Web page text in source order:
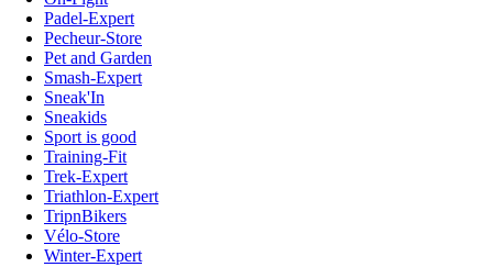
Padel-Expert
Pecheur-Store
Pet and Garden
Smash-Expert
Sneak'In
Sneakids
Sport is good
Training-Fit
Trek-Expert
Triathlon-Expert
TripnBikers
Vélo-Store
Winter-Expert